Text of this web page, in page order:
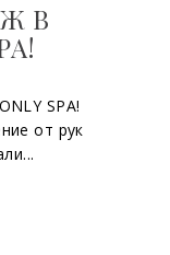
В
SPA!
от рук